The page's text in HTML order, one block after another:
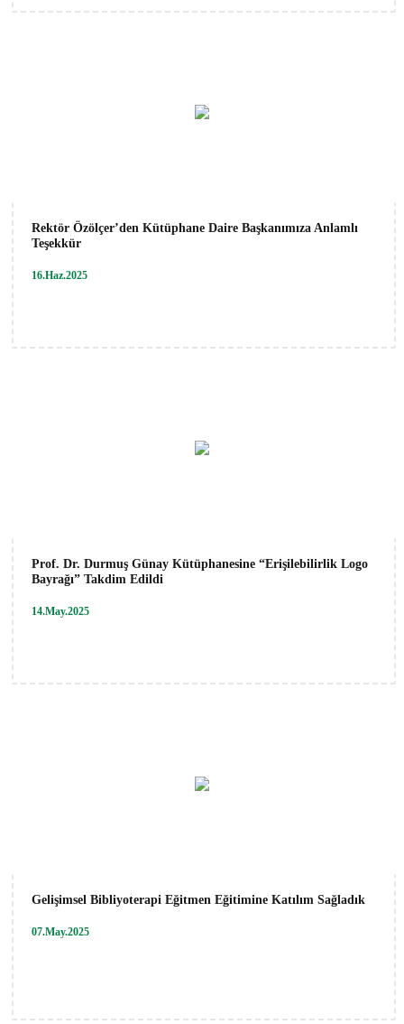
Rektör Özölçer’den Kütüphane Daire Başkanımıza Anlamlı
Teşekkür
16.Haz.2025
Prof. Dr. Durmuş Günay Kütüphanesine “Erişilebilirlik Logo
Bayrağı” Takdim Edildi
14.May.2025
Gelişimsel Bibliyoterapi Eğitmen Eğitimine Katılım Sağladık
07.May.2025